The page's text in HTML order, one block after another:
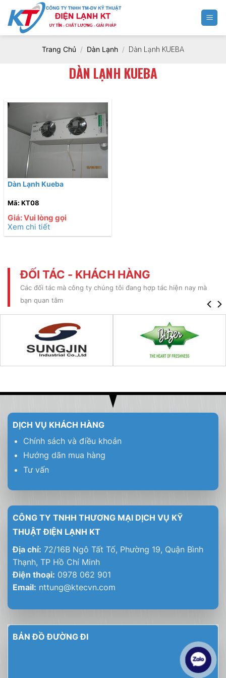
đến
Trang Chủ / Dàn Lạnh / Dàn Lạnh KUEBA
DÀN LẠNH KUEBA
Dàn Lạnh Kueba
Mã: KT08
Giá: Vui lòng gọi
Xem chi tiết
ĐỐI TÁC - KHÁCH HÀNG
Các đối tác mà công ty chúng tôi đang hợp tác hiện nay mà
bạn quan tâm
DỊCH VỤ KHÁCH HÀNG
Chính sách và điều khoản
Hướng dãn mua hàng
Tư vấn
CÔNG TY TNHH THƯƠNG MẠI DỊCH VỤ KỸ
THUẬT ĐIỆN LẠNH KT
Địa chỉ: 72/16B Ngô Tất Tố, Phường 19, Quận Bình
Thạnh, TP Hồ Chí Minh
Điện thoại: 0978 062 901
Email: nttung@ktecvn.com
BẢN ĐỒ ĐƯỜNG ĐI